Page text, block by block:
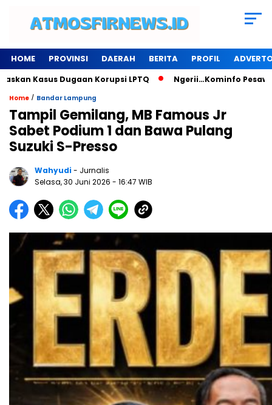
HOME PROVINSI DAERAH BERITA PROFIL
Dugaan Korupsi LPTQ Ngerii…Kominfo Pesawaran
Home / Bandar Lampung
Tampil Gemilang, MB Famous Jr
Sabet Podium 1 dan Bawa Pulang
Suzuki S-Presso
Wahyudi- Jurnalis
Selasa, 30 Juni 2026 - 16:47 WIB